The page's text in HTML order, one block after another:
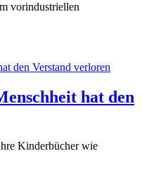
vorindustriellen
hat den
Kinderbücher wie